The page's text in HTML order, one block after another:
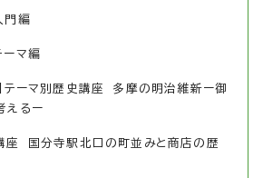
門編
マ編
】テーマ別歴史講座 多摩の明治維新ー御
えるー
座 国分寺駅北口の町並みと商店の歴